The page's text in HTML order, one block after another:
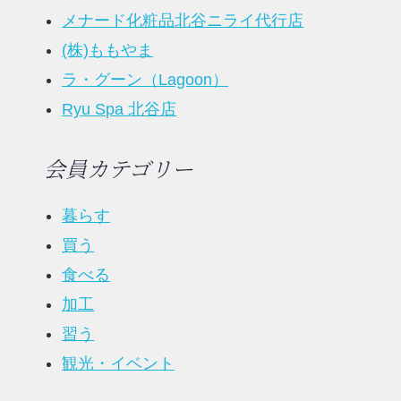
メナード化粧品北谷ニライ代行店
(株)ももやま
ラ・グーン（Lagoon）
Ryu Spa 北谷店
会員カテゴリー
暮らす
買う
食べる
加工
習う
観光・イベント